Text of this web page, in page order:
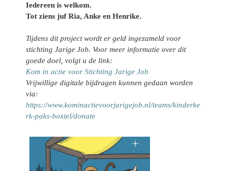
Iedereen is welkom.
Tot ziens juf Ria, Anke en Henrike.
Tijdens dit project wordt er geld ingezameld voor
stichting Jarige Job. Voor meer informatie over dit
goede doel, volgt u de link:
Kom in actie voor Stichting Jarige Job
Vrijwillige digitale bijdragen kunnen gedaan worden
via:
https://www.kominactievoorjarigejob.nl/teams/kinderke
rk-paks-boxtel/donate